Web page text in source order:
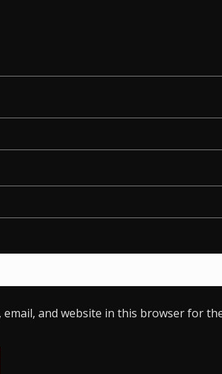
email, and website in this browser for